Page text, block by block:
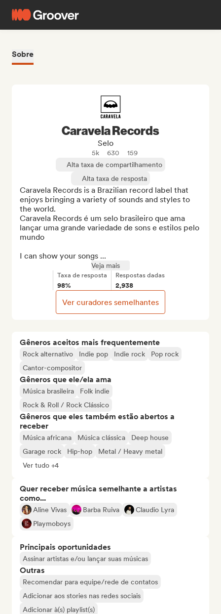
Sobre
Gêneros aceitos mais frequentemente
Rock alternativo Indie pop Indie rock
Pop rock
Cantor-compositor
Gêneros que ele/ela ama
Música brasileira
Folk indie
Rock & Roll / Rock Clássico
Gêneros que eles também estão abertos a
receber
Música africana Música clássica
Deep house
Garage rock
Hip-hop
Metal / Heavy metal
Ver tudo +4
Quer receber música semelhante a artistas
como...
Aline Vivas Barba Ruiva
Claudio Lyra
Playmoboys
Principais oportunidades
Assinar artistas e/ou lançar suas músicas
Outras
Recomendar para equipe/rede de contatos
Adicionar aos stories nas redes sociais
Adicionar à(s) playlist(s)
Caravela Records
Selo
5k 630
159
Alta taxa de compartilhamento
Alta taxa de resposta
Caravela Records is a Brazilian record label that
enjoys bringing a variety of sounds and styles to
the world.
Caravela Records é um selo brasileiro que ama
lançar uma grande variedade de sons e estilos pelo
mundo
I can show your songs ...
Veja mais
Taxa de resposta
98%
Respostas dadas
2,938
Ver curadores semelhantes